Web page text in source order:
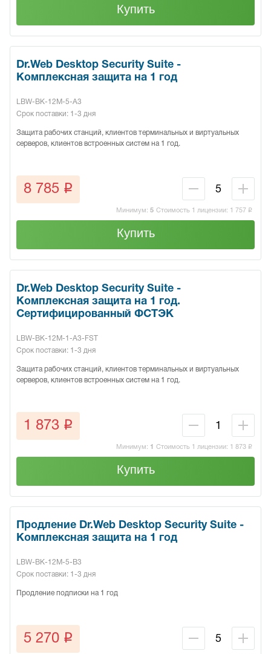
Купить
Dr.Web Desktop Security Suite -
Комплексная защита на 1 год
LBW-BK-12M-5-A3
Срок поставки: 1-3 дня
Защита рабочих станций, клиентов терминальных и виртуальных
серверов, клиентов встроенных систем на 1 год.
Минимум: 5 Стоимость 1 лицензии: 1 757 q
8 785 q
Купить
Dr.Web Desktop Security Suite -
Комплексная защита на 1 год.
Сертифицированный ФСТЭК
LBW-BK-12M-1-A3-FST
Срок поставки: 1-3 дня
Защита рабочих станций, клиентов терминальных и виртуальных
серверов, клиентов встроенных систем на 1 год.
Минимум: 1 Стоимость 1 лицензии: 1 873 q
1 873 q
Купить
Продление Dr.Web Desktop Security Suite -
Комплексная защита на 1 год
LBW-BK-12M-5-B3
Срок поставки: 1-3 дня
Продление подписки на 1 год
5 270 q